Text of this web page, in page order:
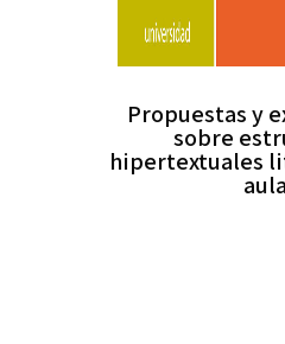
Propuestas y
sobre
hipertextuales
aula